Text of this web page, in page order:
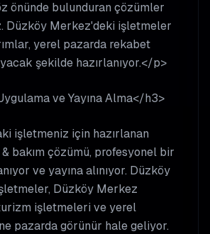
önünde bulunduran çözümler
Düzköy Merkez'deki işletmeler
yerel pazarda rekabet
şekilde hazırlanıyor.</p>
ve Yayına Alma</h3>
işletmeniz için hazırlanan
bakım çözümü, profesyonel bir
ve yayına alınıyor. Düzköy
Düzköy Merkez
işletmeleri ve yerel
pazarda görünür hale geliyor.